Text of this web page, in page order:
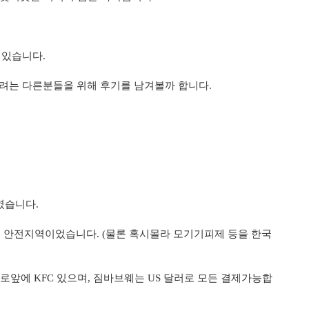
습니다.
는 다른분들을 위해 후기를 남겨볼까 합니다.
습니다.
전지역이었습니다. (물론 혹시몰라 모기기피제 등을 한국
앞에 KFC 있으며, 짐바브웨는 US 달러로 모든 결제가능합